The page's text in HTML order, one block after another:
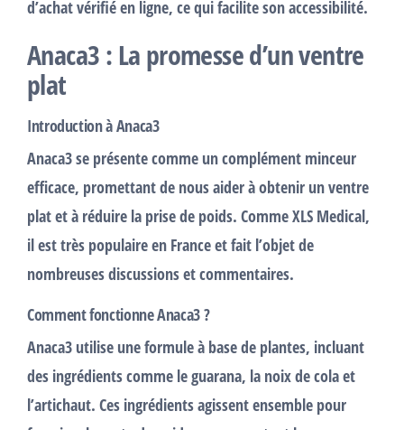
d’achat vérifiéen ligne, ce qui facilite son accessibilité.
Anaca3 : La promesse d’un ventre
plat
Introduction à Anaca3
Anaca3se présente comme uncomplément minceur
efficace, promettant de nous aider à obtenir unventre
platet à réduire la prise de poids. Comme XLS Medical,
il est très populaire en France et fait l’objet de
nombreuses discussions etcommentaires.
Comment fonctionne Anaca3 ?
Anaca3 utilise une formule à base de plantes, incluant
des ingrédients comme leguarana, la noix de colaet
l’artichaut. Ces ingrédients agissent ensemble pour